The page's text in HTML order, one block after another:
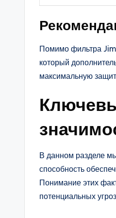
Помимо фильтра
который
максимальную
В данном разделе
способность
Понимание этих
потенциальных